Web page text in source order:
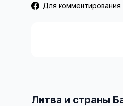
Для комментирования
Литва и страны